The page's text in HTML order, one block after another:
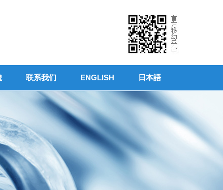
联系我们 ENGLISH 日本語